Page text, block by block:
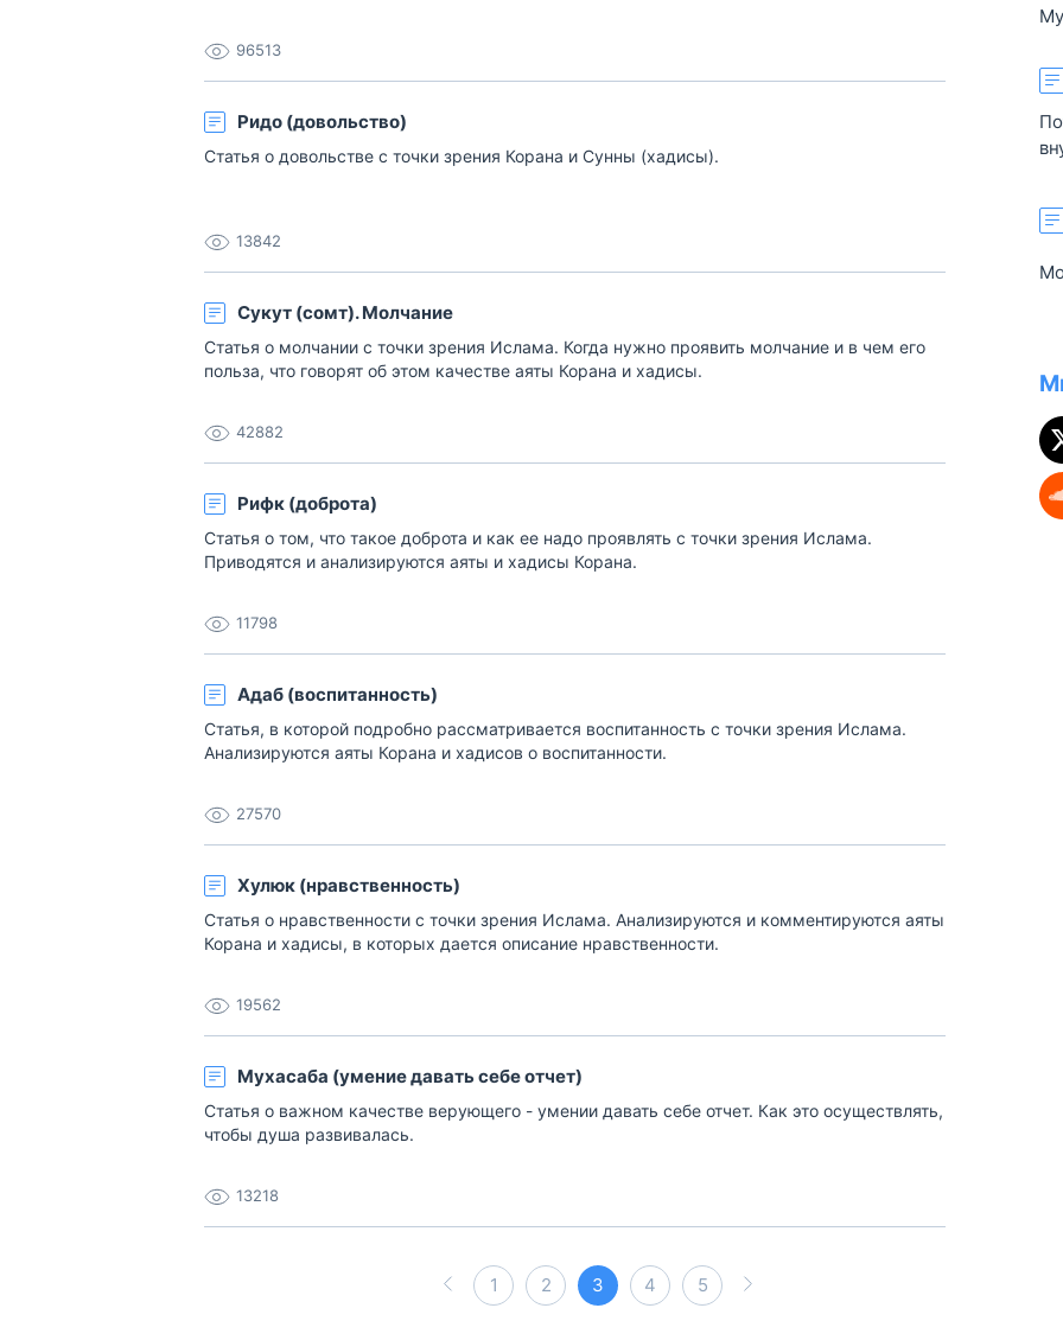
96513
Ридо (довольство)
Статья о довольстве с точки зрения Корана и Сунны (хадисы).
13842
Сукут (сомт). Молчание
Статья о молчании с точки зрения Ислама. Когда нужно проявить молчание и в чем его
польза, что говорят об этом качестве аяты Корана и хадисы.
42882
Рифк (доброта)
Статья о том, что такое доброта и как ее надо проявлять с точки зрения Ислама.
Приводятся и анализируются аяты и хадисы Корана.
11798
Адаб (воспитанность)
Статья, в которой подробно рассматривается воспитанность с точки зрения Ислама.
Анализируются аяты Корана и хадисов о воспитанности.
27570
Хулюк (нравственность)
Статья о нравственности с точки зрения Ислама. Анализируются и комментируются аяты
Корана и хадисы, в которых дается описание нравственности.
19562
Мухасаба (умение давать себе отчет)
Статья о важном качестве верующего - умении давать себе отчет. Как это осуществлять,
чтобы душа развивалась.
13218
1 2 3 4 5
и